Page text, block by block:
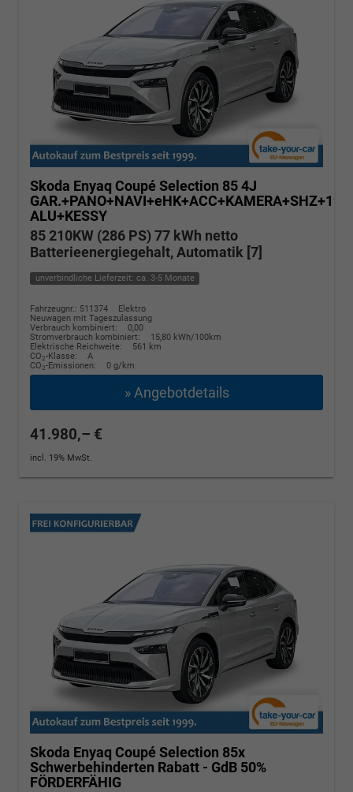
Skoda Enyaq CoupéSelection 85 4J
GAR.+PANO+NAVI+eHK+ACC+KAMERA+SHZ+19"
ALU+KESSY
85 210KW (286 PS) 77 kWh netto
Batterieenergiegehalt, Automatik [7]
unverbindliche Lieferzeit: ca. 3-5 Monate
Fahrzeugnr.: 511374
Elektro
Neuwagen mit Tageszulassung
Verbrauch kombiniert:
0,00
Stromverbrauch kombiniert:
15,80 kWh/100km
Elektrische Reichweite:
561 km
CO2-Klasse:
A
CO2-Emissionen: 0 g/km
» Angebotdetails
41.980,– €
incl. 19% MwSt.
Skoda Enyaq CoupéSelection 85x
Schwerbehinderten Rabatt - GdB 50%
FÖRDERFÄHIG